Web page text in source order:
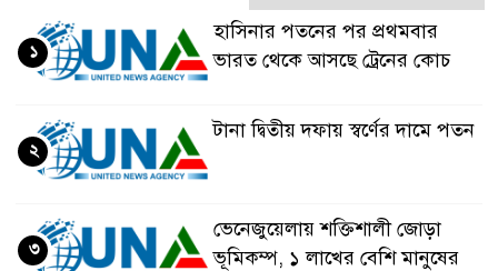
হাসিনার পতনের পর প্রথমবার
ভারত থেকে আসছে ট্রেনের কোচ
১
টানা দ্বিতীয় দফায় স্বর্ণের দামে পতন
২
ভেনেজুয়েলায় শক্তিশালী জোড়া
ভূমিকম্প, ১ লাখের বেশি মানুষের
৩